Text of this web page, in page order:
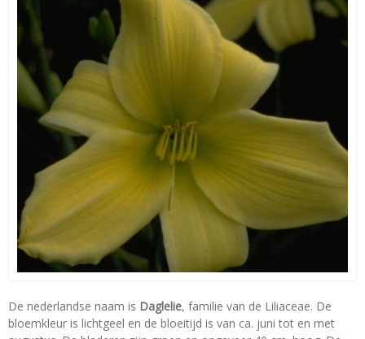
De nederlandse naam is Daglelie, familie van de Liliaceae. De
bloemkleur is lichtgeel en de bloeitijd is van ca. juni tot en met